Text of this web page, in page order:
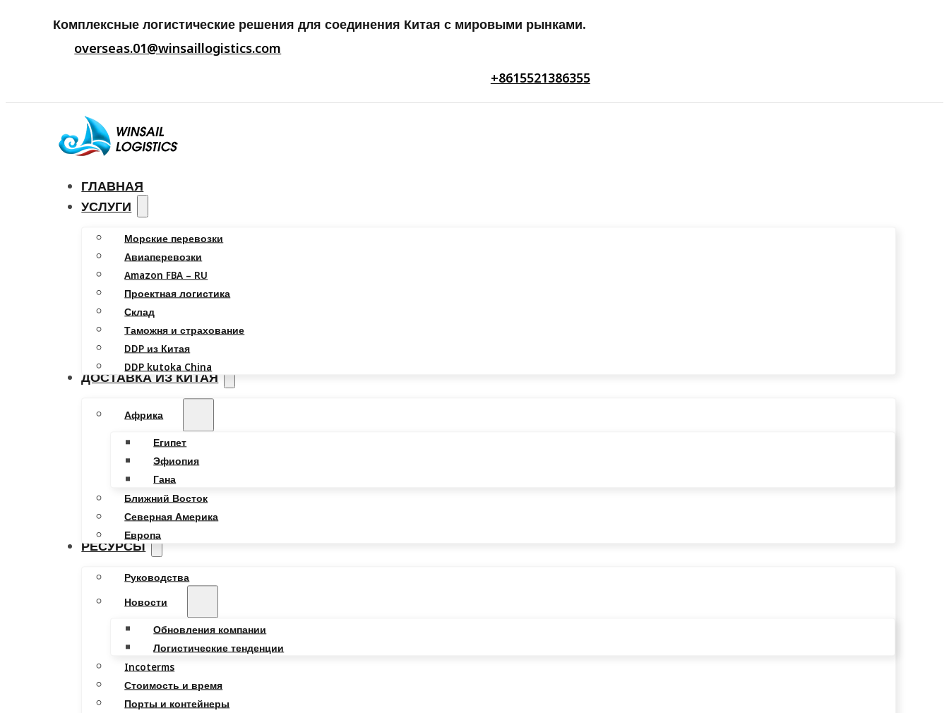
Комплексные логистические решения для соединения Китая с мировыми рынками.
overseas.01@winsaillogistics.com
+8615521386355
ГЛАВНАЯ
УСЛУГИ
Морские перевозки
Авиаперевозки
Amazon FBA – RU
Проектная логистика
Склад
Таможня и страхование
DDP из Китая
DDP kutoka China
ДОСТАВКА ИЗ КИТАЯ
Африка
Египет
Эфиопия
Гана
Ближний Восток
Северная Америка
Европа
РЕСУРСЫ
Руководства
Новости
Обновления компании
Логистические тенденции
Incoterms
Стоимость и время
Порты и контейнеры